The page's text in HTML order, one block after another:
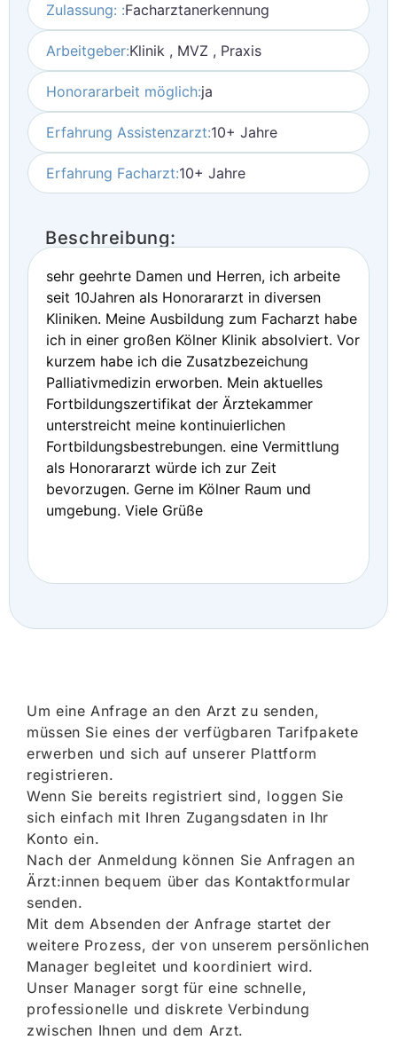
Zulassung: :Facharztanerkennung
Arbeitgeber:Klinik , MVZ , Praxis
Honorararbeit möglich:ja
Erfahrung Assistenzarzt:10+ Jahre
Erfahrung Facharzt:10+ Jahre
Beschreibung:
sehr geehrte Damen und Herren, ich arbeite
seit 10Jahren als Honorararzt in diversen
Kliniken. Meine Ausbildung zum Facharzt habe
ich in einer großen Kölner Klinik absolviert. Vor
kurzem habe ich die Zusatzbezeichung
Palliativmedizin erworben. Mein aktuelles
Fortbildungszertifikat der Ärztekammer
unterstreicht meine kontinuierlichen
Fortbildungsbestrebungen. eine Vermittlung
als Honorararzt würde ich zur Zeit
bevorzugen. Gerne im Kölner Raum und
umgebung. Viele Grüße
Um eine Anfrage an den Arzt zu senden,
müssen Sie eines der verfügbaren Tarifpakete
erwerben und sich auf unserer Plattform
registrieren.
Wenn Sie bereits registriert sind, loggen Sie
sich einfach mit Ihren Zugangsdaten in Ihr
Konto ein.
Nach der Anmeldung können Sie Anfragen an
Ärzt:innen bequem über das Kontaktformular
senden.
Mit dem Absenden der Anfrage startet der
weitere Prozess, der von unserem persönlichen
Manager begleitet und koordiniert wird.
Unser Manager sorgt für eine schnelle,
professionelle und diskrete Verbindung
zwischen Ihnen und dem Arzt.